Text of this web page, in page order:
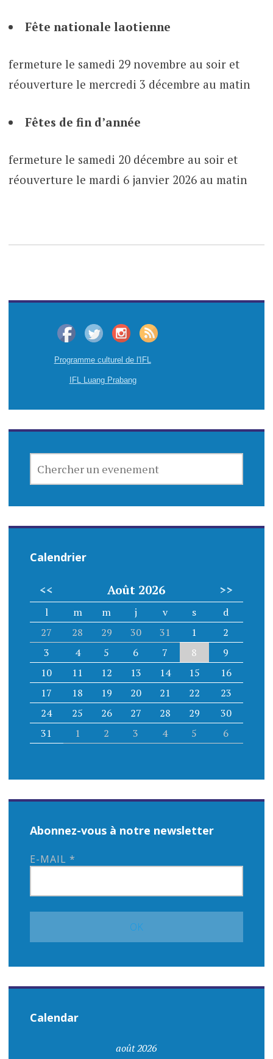
Fête nationale laotienne
fermeture le samedi 29 novembre au soir et
réouverture le mercredi 3 décembre au matin
Fêtes de fin d’année
fermeture le samedi 20 décembre au soir et
réouverture le mardi 6 janvier 2026 au matin
Programme culturel de l'IFL
IFL Luang Prabang
UN
Calendrier
<< Août 2026 >>
l m m j v s
d
27
28 29 30 31 1
2
3
4 5 6 7 8
9
10
11 12 13 14 15
16
17
18 19 20 21 22
23
24
25 26 27 28 29
30
31
1 2 3 4 5 6
Abonnez-vous à notre newsletter
E-MAIL *
Calendar
août 2026